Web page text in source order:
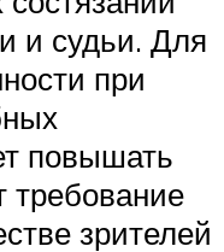
и судьи. Для
при
повышать
требование
зрителей